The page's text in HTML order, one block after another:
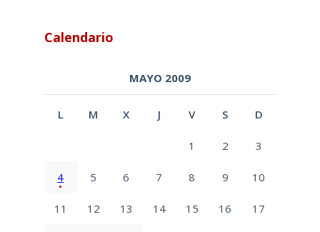
Calendario
MAYO 2009
L M X J V S D
1 2 3
4 5 6 7 8 9 10
11 12 13 14 15 16 17